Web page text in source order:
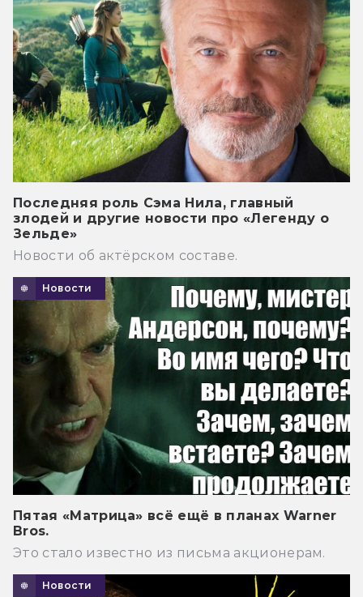
Последняя роль Сэма Нила, главный
злодей и другие новости про «Легенду о
Зельде»
Новости об актёрском составе.
Новости
Пятая «Матрица» всё ещё в планах Warner
Bros.
Это стало известно из письма акционерам.
Новости